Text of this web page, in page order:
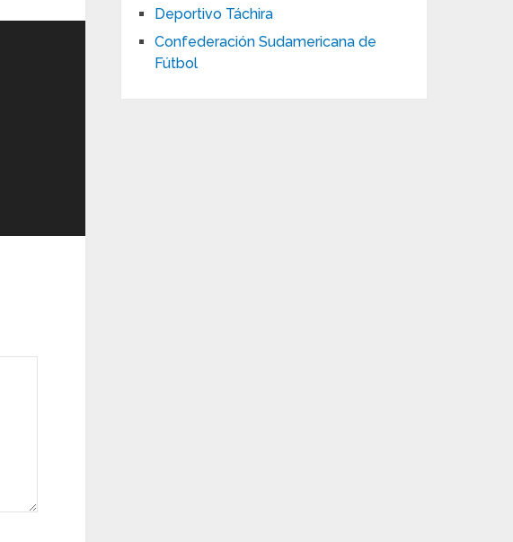
Deportivo Táchira
Confederación Sudamericana de
Fútbol